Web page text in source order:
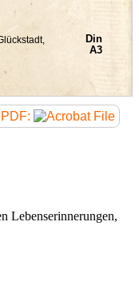
Lebenserinnerungen,